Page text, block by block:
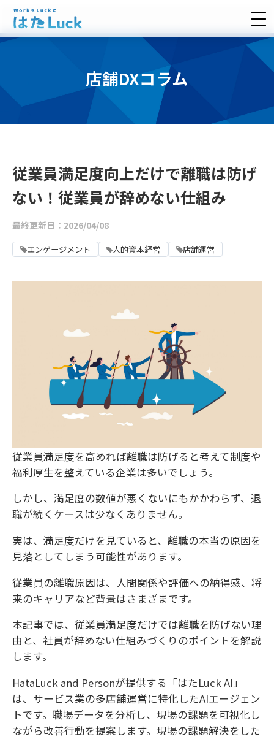
店舗DXコラム
従業員満足度向上だけで離職は防げ
ない！従業員が辞めない仕組み
最終更新日：2026/04/08
エンゲージメント 人的資本経営 店舗運営
従業員満足度を高めれば離職は防げると考えて制度や
福利厚生を整えている企業は多いでしょう。
しかし、満足度の数値が悪くないにもかかわらず、退
職が続くケースは少なくありません。
実は、満足度だけを見ていると、離職の本当の原因を
見落としてしまう可能性があります。
従業員の離職原因は、人間関係や評価への納得感、将
来のキャリアなど背景はさまざまです。
本記事では、従業員満足度だけでは離職を防げない理
由と、社員が辞めない仕組みづくりのポイントを解説
します。
HataLuck and Personが提供する「はたLuck AI」
は、サービス業の多店舗運営に特化したAIエージェン
トです。職場データを分析し、現場の課題を可視化し
ながら改善行動を提案します。現場の課題解決をした